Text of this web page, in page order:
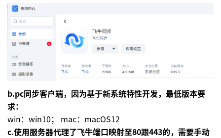
b.pc同步客户端，因为基于新系统特性开发，最低版本要
求：
win：win10； mac：macOS12
c.使用服务器代理了飞牛端口映射至80跟443的，需要手动